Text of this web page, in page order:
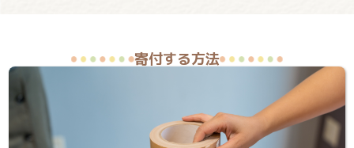
寄付する方法